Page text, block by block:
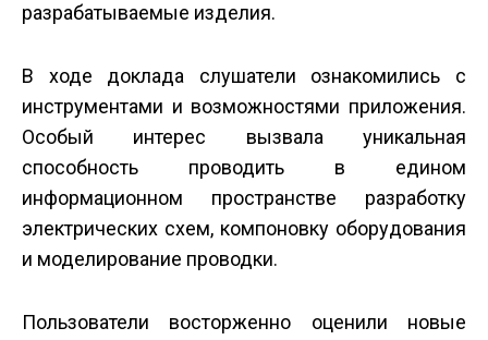
разрабатываемые изделия.
В ходе доклада слушатели ознакомились с
инструментами и возможностями приложения.
Особый интерес вызвала уникальная
способность проводить в едином
информационном пространстве разработку
электрических схем, компоновку оборудования
и моделирование проводки.
Пользователи восторженно оценили новые